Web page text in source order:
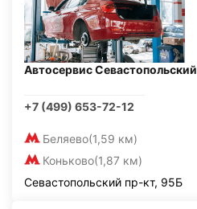
Автосервис Севастопольский
+7 (499) 653-72-12
Беляево(1,59 км)
Коньково(1,87 км)
Севастопольский пр-кт, 95Б